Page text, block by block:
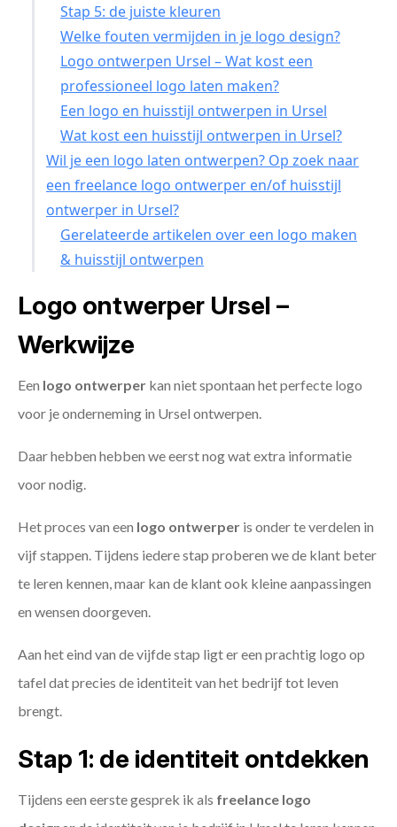
Stap 5: de juiste kleuren
Welke fouten vermijden in je logo design?
Logo ontwerpen Ursel – Wat kost een
professioneel logo laten maken?
Een logo en huisstijl ontwerpen in Ursel
Wat kost een huisstijl ontwerpen in Ursel?
Wil je een logo laten ontwerpen? Op zoek naar
een freelance logo ontwerper en/of huisstijl
ontwerper in Ursel?
Gerelateerde artikelen over een logo maken
& huisstijl ontwerpen
Logo ontwerper Ursel –
Werkwijze
Een logo ontwerper kan niet spontaan het perfecte logo
voor je onderneming in Ursel ontwerpen.
Daar hebben hebben we eerst nog wat extra informatie
voor nodig.
Het proces van een logo ontwerper is onder te verdelen in
vijf stappen. Tijdens iedere stap proberen we de klant beter
te leren kennen, maar kan de klant ook kleine aanpassingen
en wensen doorgeven.
Aan het eind van de vijfde stap ligt er een prachtig logo op
tafel dat precies de identiteit van het bedrijf tot leven
brengt.
Stap 1: de identiteit ontdekken
Tijdens een eerste gesprek ik als freelance logo